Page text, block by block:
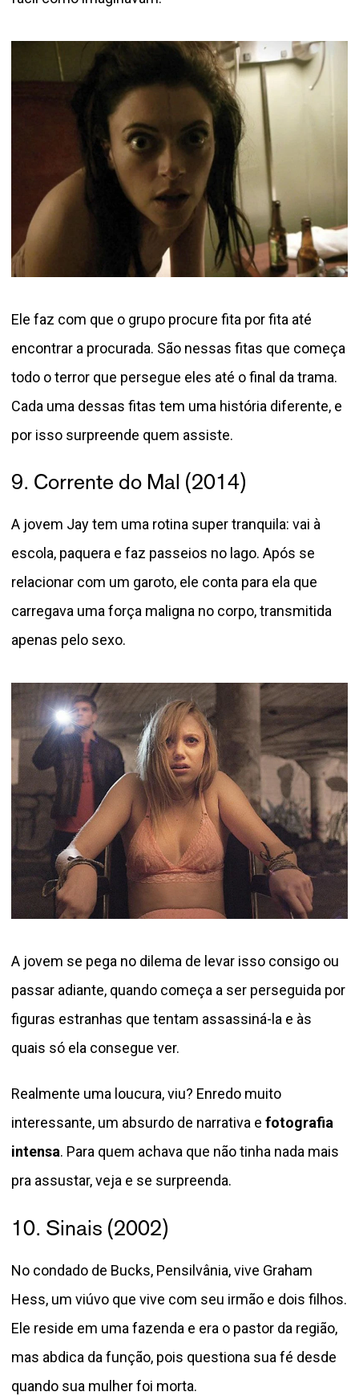
Ele faz com que o grupo procure fita por fita até
encontrar a procurada. São nessas fitas que começa
todo o terror que persegue eles até o final da trama.
Cada uma dessas fitas tem uma história diferente, e
por isso surpreende quem assiste.
9. Corrente do Mal (2014)
A jovem Jay tem uma rotina super tranquila: vai à
escola, paquera e faz passeios no lago. Após se
relacionar com um garoto, ele conta para ela que
carregava uma força maligna no corpo, transmitida
apenas pelo sexo.
A jovem se pega no dilema de levar isso consigo ou
passar adiante, quando começa a ser perseguida por
figuras estranhas que tentam assassiná-la e às
quais só ela consegue ver.
Realmente uma loucura, viu? Enredo muito
interessante, um absurdo de narrativa e fotografia
intensa. Para quem achava que não tinha nada mais
pra assustar, veja e se surpreenda.
10. Sinais (2002)
No condado de Bucks, Pensilvânia, vive Graham
Hess, um viúvo que vive com seu irmão e dois filhos.
Ele reside em uma fazenda e era o pastor da região,
mas abdica da função, pois questiona sua fé desde
quando sua mulher foi morta.